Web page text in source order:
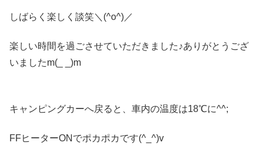
しばらく楽しく談笑＼(^o^)／
楽しい時間を過ごさせていただきました♪ありがとうござ
いましたm(_ _)m
キャンピングカーへ戻ると、車内の温度は18℃に^^;
FFヒーターONでポカポカです(^_^)v